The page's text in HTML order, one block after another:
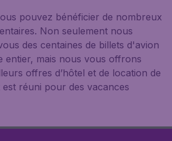
pouvez bénéficier de nombreux
Non seulement nous
des centaines de billets d'avion
entier, mais nous vous offrons
offres d’hôtel et de location de
réuni pour des vacances